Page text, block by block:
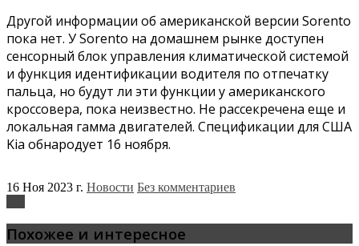
Другой информации об американской версии Sorento
пока нет. У Sorento на домашнем рынке доступен
сенсорный блок управления климатической системой
и функция идентификации водителя по отпечатку
пальца, но будут ли эти функции у американского
кроссовера, пока неизвестно. Не рассекречена еще и
локальная гамма двигателей. Спецификации для США
Kia обнародует 16 ноября.
16 Ноя 2023 г. Новости Без комментариев
Похожее и интересное